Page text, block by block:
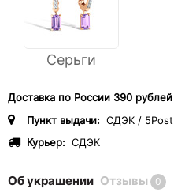
Серьги
Доставка по России 390 рублей
Пункт выдачи: СДЭК / 5Post
Курьер: СДЭК
Об украшении Отзывы 0